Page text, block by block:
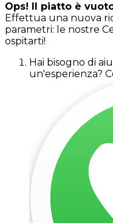
Ops! Il piatto è
Effettua una nuova
parametri: le nostre
ospitarti!
Hai bisogno di
un'esperienza?